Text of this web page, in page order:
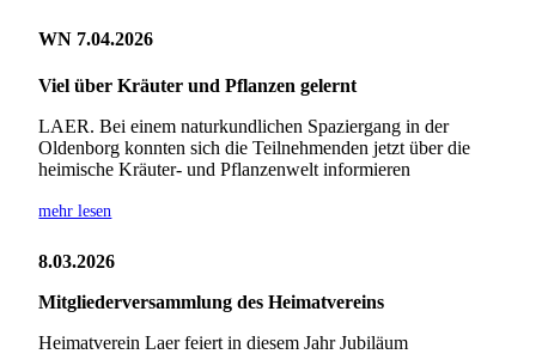
WN 7.04.2026
Viel über Kräuter und Pflanzen gelernt
LAER. Bei einem naturkundlichen Spaziergang in der
Oldenborg konnten sich die Teilnehmenden jetzt über die
heimische Kräuter- und Pflanzenwelt informieren
mehr lesen
8.03.2026
Mitgliederversammlung des Heimatvereins
Heimatverein Laer feiert in diesem Jahr Jubiläum